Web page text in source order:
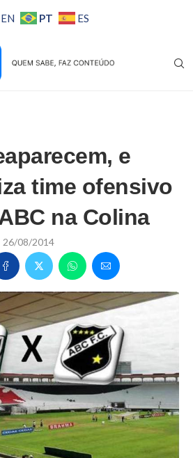
EN PT ES
e
time ofensivo
na Colina
26/08/2014